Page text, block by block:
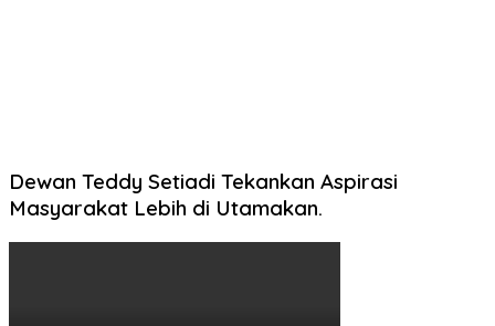
Dewan Teddy Setiadi Tekankan Aspirasi
Masyarakat Lebih di Utamakan.